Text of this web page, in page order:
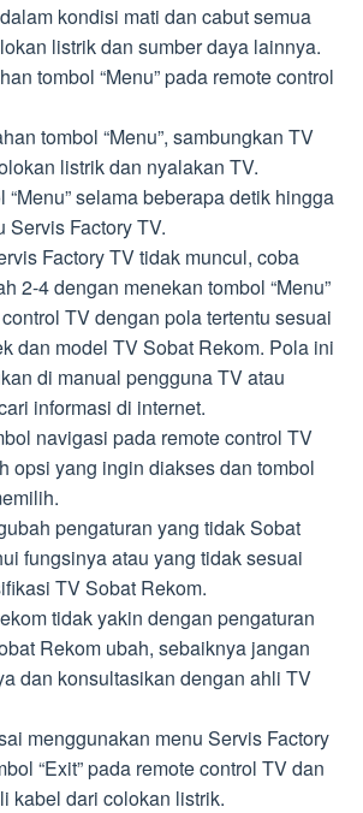
kondisi mati dan cabut semua
listrik dan sumber daya lainnya.
tombol “Menu” pada remote control
tombol “Menu”, sambungkan TV
listrik dan nyalakan TV.
“Menu” selama beberapa detik hingga
Servis Factory TV.
Factory TV tidak muncul, coba
2-4 dengan menekan tombol “Menu”
TV dengan pola tertentu sesuai
dan model TV Sobat Rekom. Pola ini
di manual pengguna TV atau
informasi di internet.
navigasi pada remote control TV
opsi yang ingin diakses dan tombol
pengaturan yang tidak Sobat
fungsinya atau yang tidak sesuai
TV Sobat Rekom.
tidak yakin dengan pengaturan
Rekom ubah, sebaiknya jangan
dan konsultasikan dengan ahli TV
menggunakan menu Servis Factory
“Exit” pada remote control TV dan
kabel dari colokan listrik.